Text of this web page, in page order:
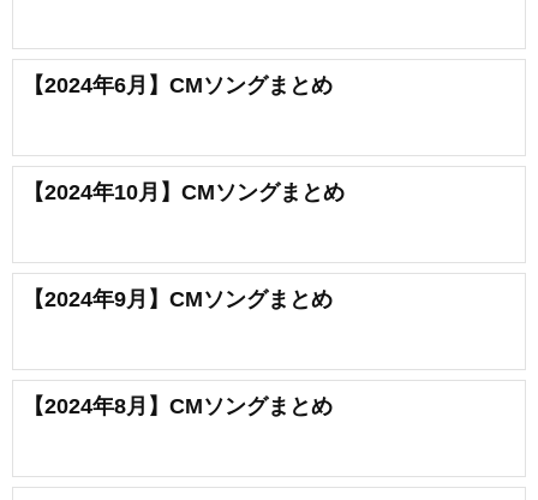
【2024年6月】CMソングまとめ
【2024年10月】CMソングまとめ
【2024年9月】CMソングまとめ
【2024年8月】CMソングまとめ